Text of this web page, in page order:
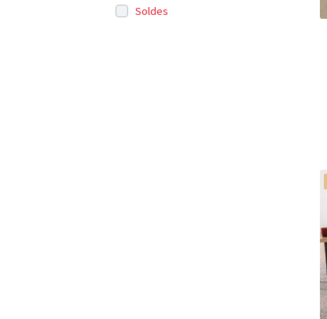
Soldes